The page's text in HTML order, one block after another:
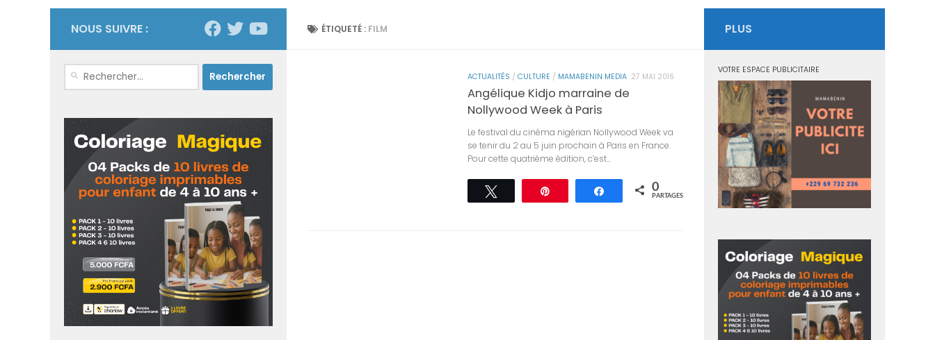
ÉTIQUETÉ : FILM
ACTUALITÉS / CULTURE / MAMABENIN MEDIA 27 MAI 2016
Angélique Kidjo marraine de
Nollywood Week à Paris
Le festival du cinéma nigérian Nollywood Week va
se tenir du 2 au 5 juin prochain à Paris en France.
Pour cette quatrième édition, c’est...
Partagez 0
PARTAGES
NOUS SUIVRE :
Rechercher :
PLUS
VOTRE ESPACE PUBLICITAIRE